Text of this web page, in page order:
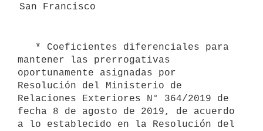
San Francisco
mantener las prerrogativas
oportunamente asignadas por
Resolución del Ministerio de
Relaciones Exteriores N° 364/2019 de
fecha 8 de agosto de 2019, de acuerdo
a lo establecido en la Resolución del